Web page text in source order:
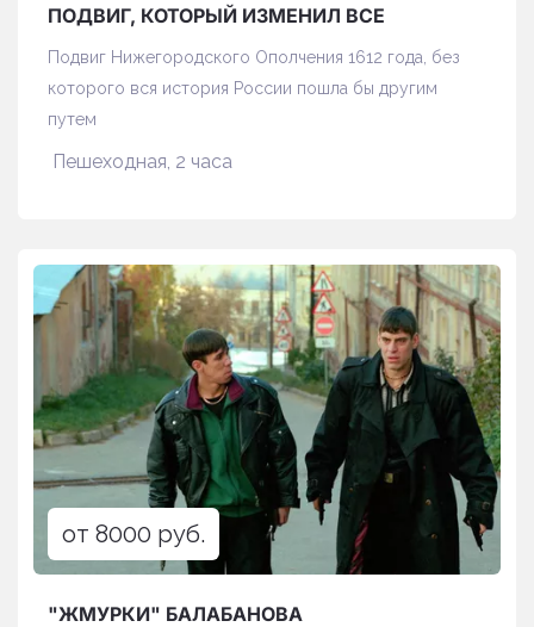
ПОДВИГ, КОТОРЫЙ ИЗМЕНИЛ ВСЕ
Подвиг Нижегородского Ополчения 1612 года, без
которого вся история России пошла бы другим
путем
Пешеходная, 2 часа
"ЖМУРКИ" БАЛАБАНОВА
от 8000 руб.